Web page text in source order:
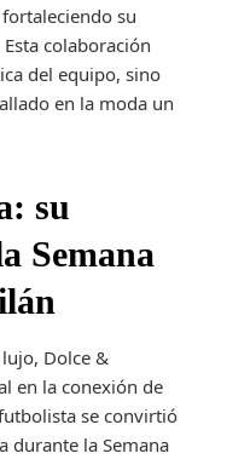
su
colaboración
del equipo, sino
en la moda un
su
Semana
Dolce &
en la conexión de
se convirtió
durante la Semana